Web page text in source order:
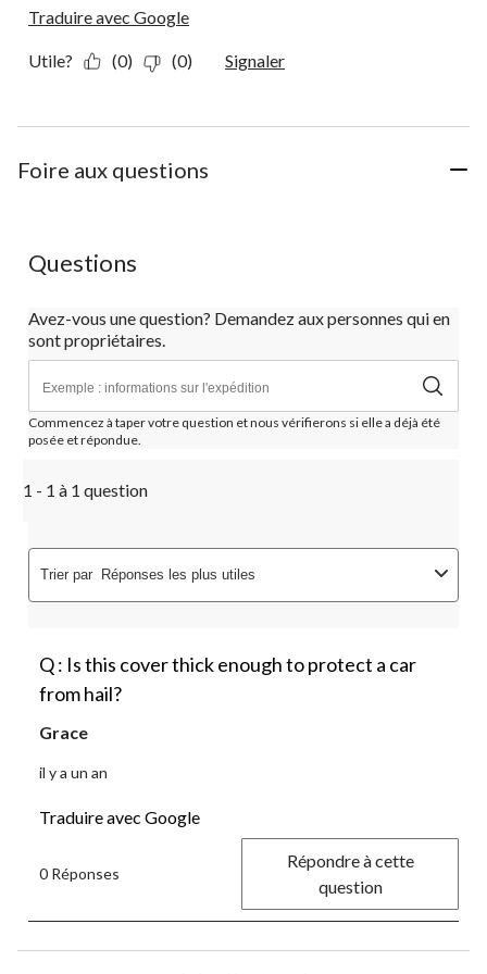
Traduire avec Google
Utile? (0) (0) Signaler
Foire aux questions
Questions
Avez-vous une question? Demandez aux personnes qui en
sont propriétaires.
Commencez à taper votre question et nous vérifierons si elle a déjà été
posée et répondue.
1 - 1 à 1 question
Trier par Réponses les plus utiles
Q : Is this cover thick enough to protect a car
from hail?
Grace
il y a un an
Traduire avec Google
0 Réponses
Répondre à cette
question